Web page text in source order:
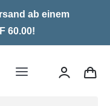
ab einem
60.00!
Toggle